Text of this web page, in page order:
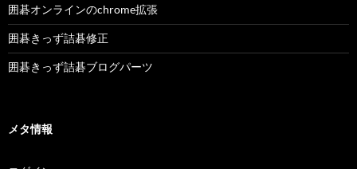
囲碁オンラインのchrome拡張
囲碁きっず詰碁修正
囲碁きっず詰碁ブログパーツ
メタ情報